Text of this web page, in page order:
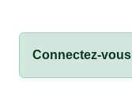
Connectez-vous